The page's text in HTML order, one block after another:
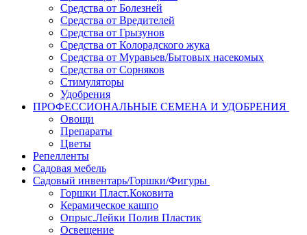
Средства от Болезней
Средства от Вредителей
Средства от Грызунов
Средства от Колорадского жука
Средства от Муравьев/Бытовых насекомых
Средства от Сорняков
Стимуляторы
Удобрения
ПРОФЕССИОНАЛЬНЫЕ СЕМЕНА И УДОБРЕНИЯ
Овощи
Препараты
Цветы
Репелленты
Садовая мебель
Садовый инвентарь/Горшки/Фигуры
Горшки Пласт.Коковита
Керамическое кашпо
Опрыс.Лейки Полив Пластик
Освещение